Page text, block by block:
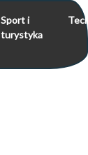
Sport i
turystyka